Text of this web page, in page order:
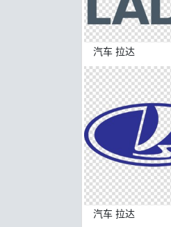
汽车 拉达
汽车 拉达